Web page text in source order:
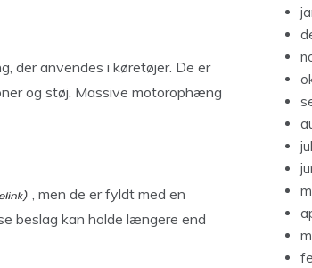
der anvendes i køretøjer. De er
og støj. Massive motorophæng
, men de er fyldt med en
beslag kan holde længere end